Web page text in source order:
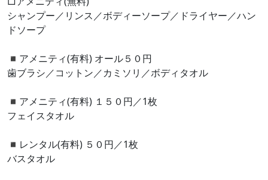
シャンプー／リンス／ボディーソープ／ドライヤー／ハン
ドソープ
◾️アメニティ(有料) オール５０円
歯ブラシ／コットン／カミソリ／ボディタオル
◾️アメニティ(有料) １５０円／1枚
フェイスタオル
◾️レンタル(有料) ５０円／1枚
バスタオル